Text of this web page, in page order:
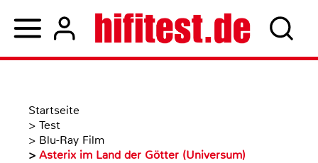
Startseite
> Test
> Blu-Ray Film
> Asterix im Land der Götter (Universum)